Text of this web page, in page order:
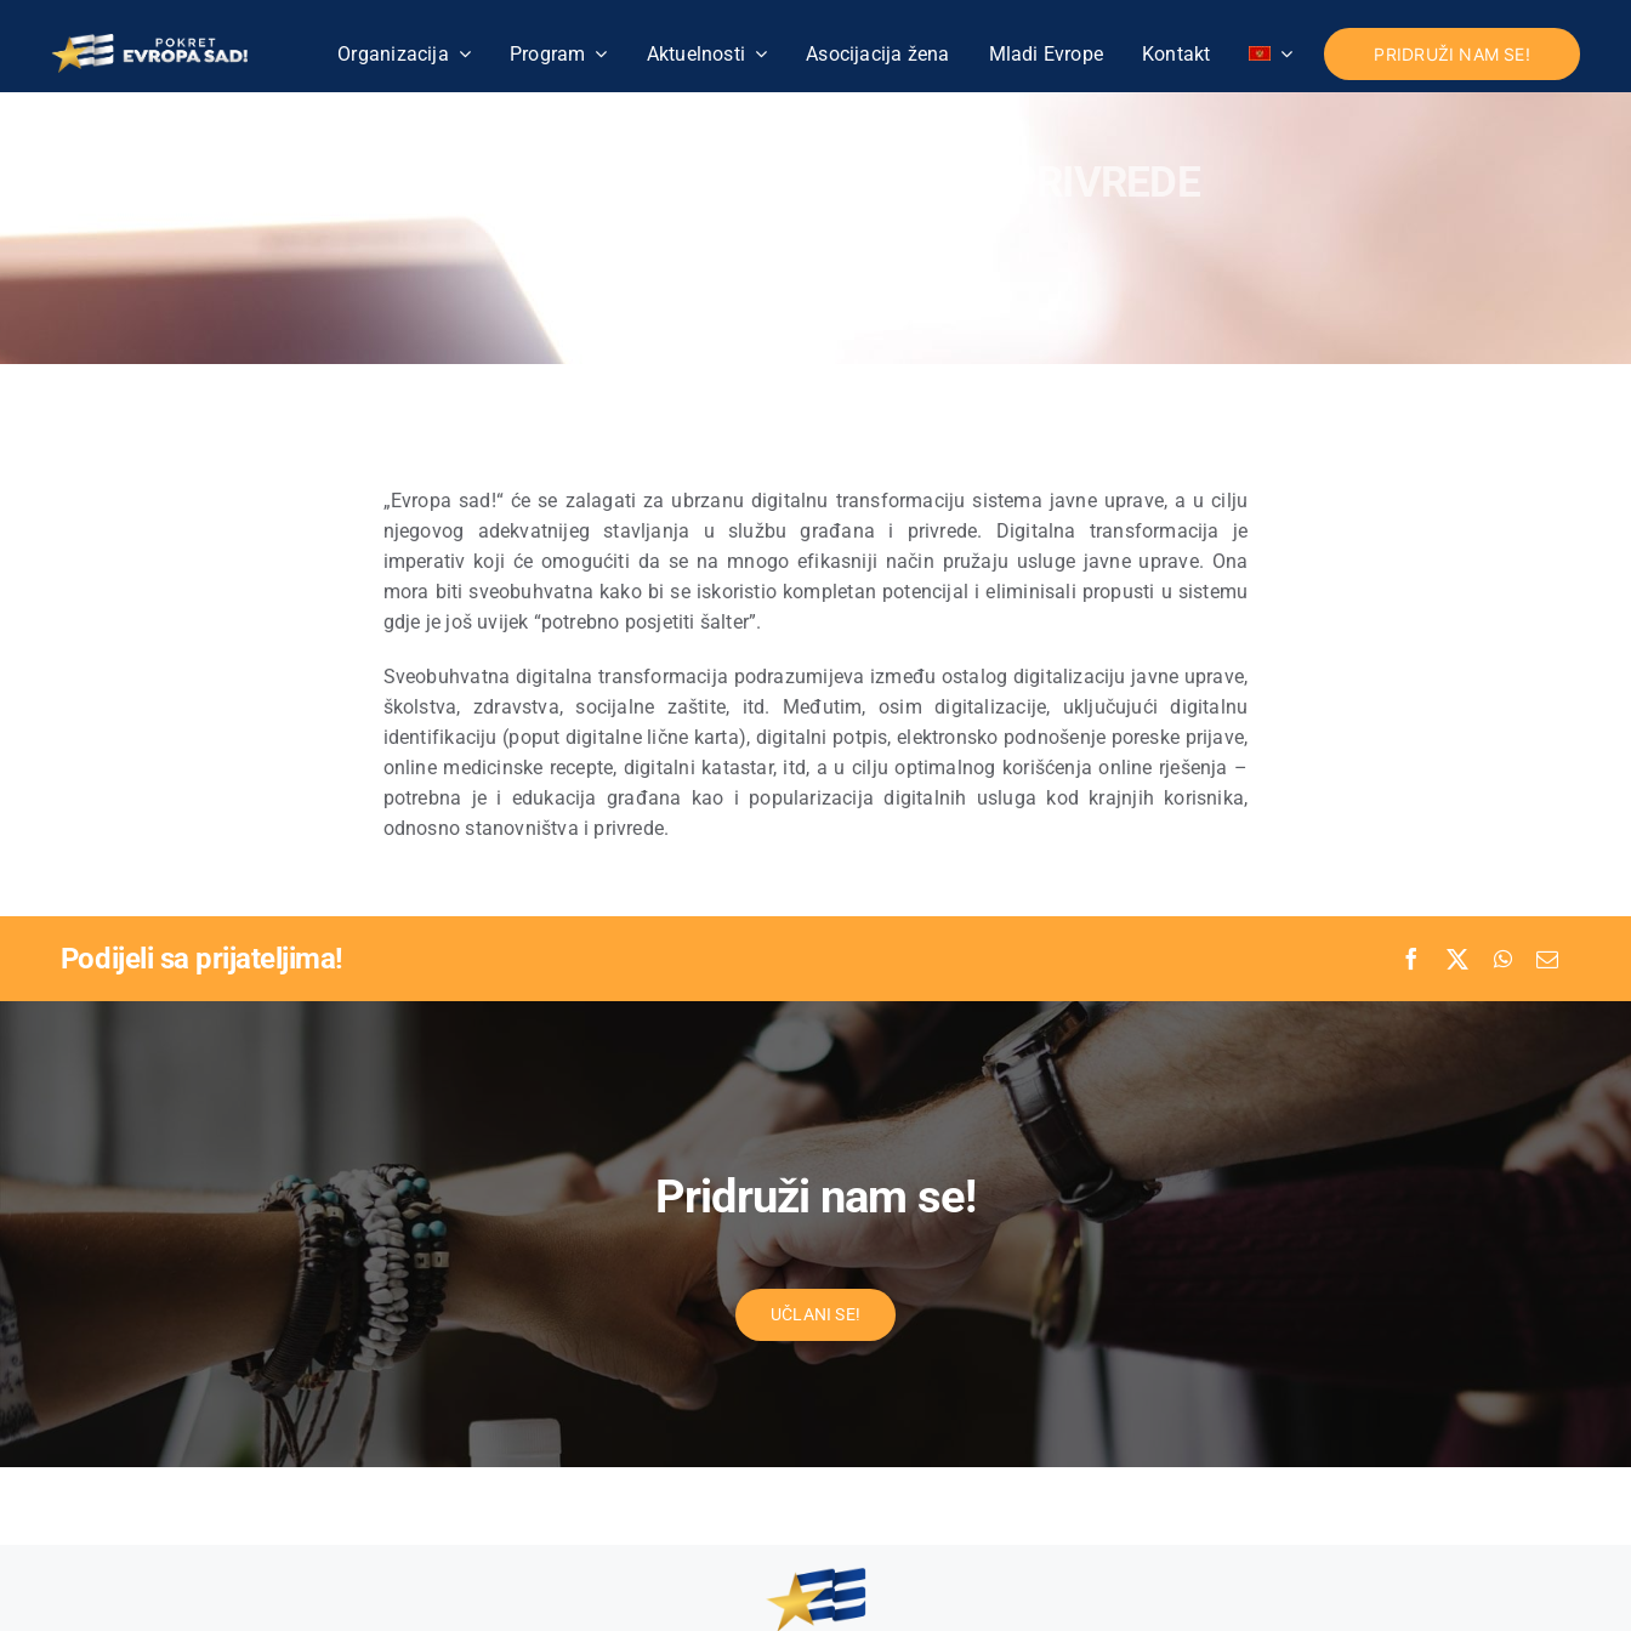
content
Organizacija Program Aktuelnosti Asocijacija žena Mladi Evrope Kontakt PRIDRUŽI NAM SE!
DRŽAVA U SLUŽBI GRAĐANA I PRIVREDE
„Evropa sad!“ će se zalagati za ubrzanu digitalnu transformaciju sistema javne uprave, a u cilju
njegovog adekvatnijeg stavljanja u službu građana i privrede. Digitalna transformacija je
imperativ koji će omogućiti da se na mnogo efikasniji način pružaju usluge javne uprave. Ona
mora biti sveobuhvatna kako bi se iskoristio kompletan potencijal i eliminisali propusti u sistemu
gdje je još uvijek “potrebno posjetiti šalter”.
Sveobuhvatna digitalna transformacija podrazumijeva između ostalog digitalizaciju javne uprave,
školstva, zdravstva, socijalne zaštite, itd. Međutim, osim digitalizacije, uključujući digitalnu
identifikaciju (poput digitalne lične karta), digitalni potpis, elektronsko podnošenje poreske prijave,
online medicinske recepte, digitalni katastar, itd, a u cilju optimalnog korišćenja online rješenja –
potrebna je i edukacija građana kao i popularizacija digitalnih usluga kod krajnjih korisnika,
odnosno stanovništva i privrede.
Podijeli sa prijateljima!
Pridruži nam se!
UČLANI SE!